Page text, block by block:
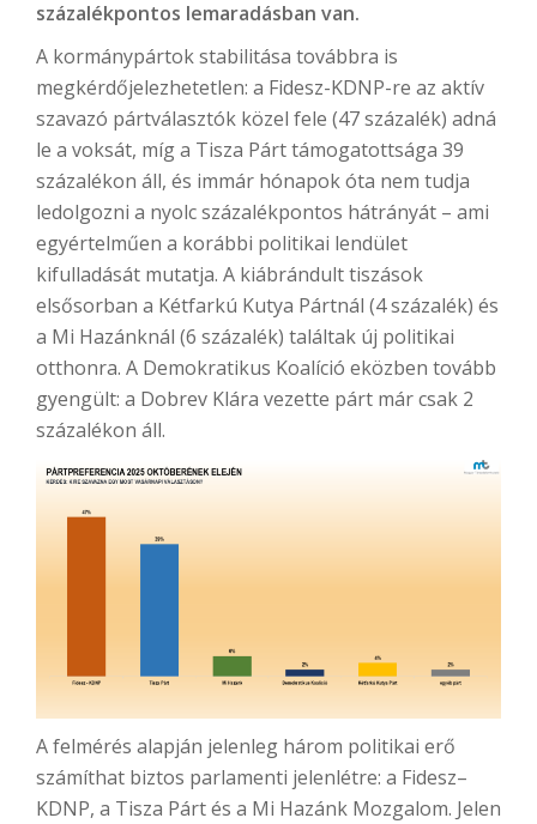
százalékpontos lemaradásban van.
A kormánypártok stabilitása továbbra is
megkérdőjelezhetetlen: a Fidesz-KDNP-re az aktív
szavazó pártválasztók közel fele (47 százalék) adná
le a voksát, míg a Tisza Párt támogatottsága 39
százalékon áll, és immár hónapok óta nem tudja
ledolgozni a nyolc százalékpontos hátrányát – ami
egyértelműen a korábbi politikai lendület
kifulladását mutatja. A kiábrándult tiszások
elsősorban a Kétfarkú Kutya Pártnál (4 százalék) és
a Mi Hazánknál (6 százalék) találtak új politikai
otthonra. A Demokratikus Koalíció eközben tovább
gyengült: a Dobrev Klára vezette párt már csak 2
százalékon áll.
A felmérés alapján jelenleg három politikai erő
számíthat biztos parlamenti jelenlétre: a Fidesz–
KDNP, a Tisza Párt és a Mi Hazánk Mozgalom. Jelen